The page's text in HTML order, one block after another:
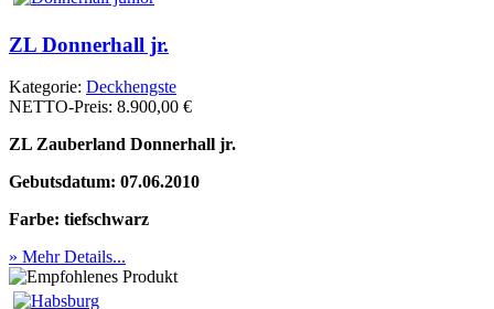
ZL Donnerhall jr.
Kategorie: Deckhengste
NETTO-Preis: 8.900,00 €
ZL Zauberland Donnerhall jr.
Gebutsdatum: 07.06.2010
Farbe: tiefschwarz
» Mehr Details...